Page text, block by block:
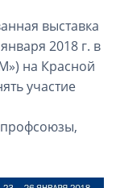
выставка
2018 г. в
на Красной
участие
профсоюзы,